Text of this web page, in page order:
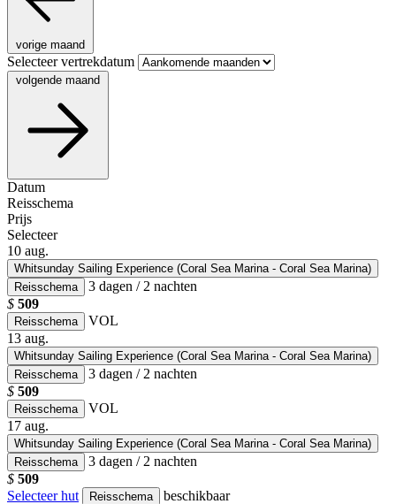
vorige maand
Selecteer vertrekdatum
volgende maand
Datum
Reisschema
Prijs
Selecteer
10 aug.
Whitsunday Sailing Experience (Coral Sea Marina - Coral Sea Marina)
Reisschema
3 dagen / 2 nachten
$ 509
Reisschema
VOL
13 aug.
Whitsunday Sailing Experience (Coral Sea Marina - Coral Sea Marina)
Reisschema
3 dagen / 2 nachten
$ 509
Reisschema
VOL
17 aug.
Whitsunday Sailing Experience (Coral Sea Marina - Coral Sea Marina)
Reisschema
3 dagen / 2 nachten
$ 509
Selecteer hut
Reisschema
beschikbaar